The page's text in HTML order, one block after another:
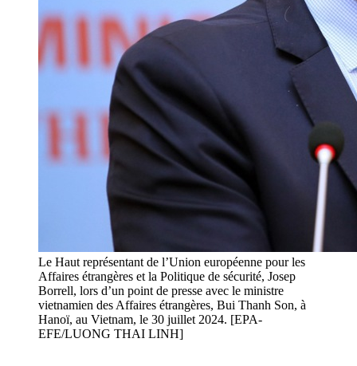
Le Haut représentant de l’Union européenne pour les
Affaires étrangères et la Politique de sécurité, Josep
Borrell, lors d’un point de presse avec le ministre
vietnamien des Affaires étrangères, Bui Thanh Son, à
Hanoï, au Vietnam, le 30 juillet 2024. [EPA-
EFE/LUONG THAI LINH]